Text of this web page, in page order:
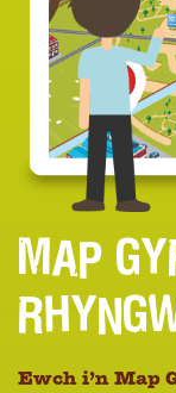
MAP
Ewch i’n Map